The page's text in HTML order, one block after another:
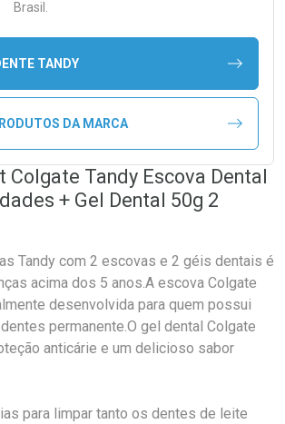
Brasil.
TANDY
DA MARCA
Colgate Tandy Escova Dental
+ Gel Dental 50g 2
Tandy com 2 escovas e 2 géis dentais é
acima dos 5 anos.A escova Colgate
desenvolvida para quem possui
permanente.O gel dental Colgate
anticárie e um delicioso sabor
para limpar tanto os dentes de leite